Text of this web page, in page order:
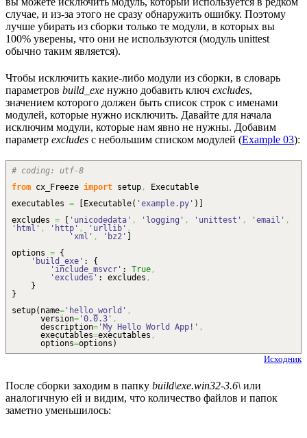
случае, и из-за этого не сразу обнаружить ошибку. Поэтому
лучше убирать из сборки только те модули, в которых вы
100% уверены, что они не используются (модуль unittest
обычно таким является).
Чтобы исключить какие-либо модули из сборки, в словарь
параметров build_exe нужно добавить ключ excludes,
значением которого должен быть список строк с именами
модулей, которые нужно исключить. Давайте для начала
исключим модули, которые нам явно не нужны. Добавим
параметр excludes с небольшим списком модулей (Example 03):
# coding: utf-8
from cx_Freeze import setup,
Executable
executables = Executable( 'example.py' )
excludes = 'unicodedata' , 'logging' , 'unittest' , 'email' ,
'html' , 'http' , 'urllib' ,
'xml' , 'bz2'
options = {
'build_exe' : {
'include_msvcr' : True,
'excludes' : excludes ,
}
}
setup( name= 'hello_world' ,
version= '0.0.3' ,
description= 'My Hello World App!' ,
executables=executables ,
options=options )
Исходник
После сборки заходим в папку build\exe.win32-3.6\ или
аналогичную ей и видим, что количество файлов и папок
заметно уменьшилось: